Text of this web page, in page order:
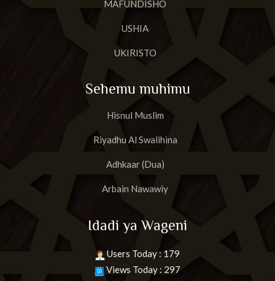
MAFUNDISHO
USHIA
UKIRISTO
Sehemu muhimu
Hisnul Muslim
Riyadhu Al Swalihina
Adhkaar (Dua)
Arbain Nawawiy
Idadi ya Wageni
Users Today : 179
Views Today : 297